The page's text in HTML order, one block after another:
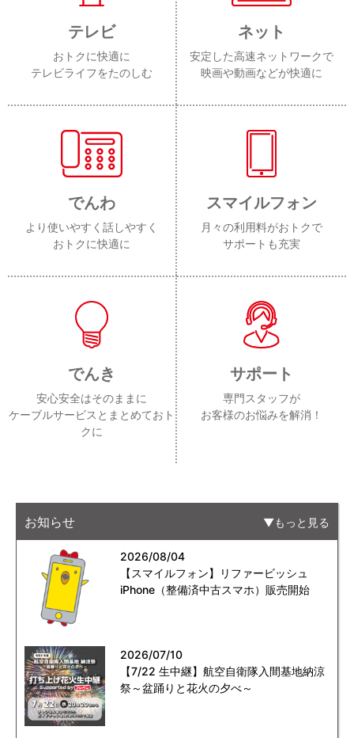
テレビ
おトクに快適に
テレビライフをたのしむ
ネット
安定した高速ネットワークで
映画や動画などが快適に
でんわ
より使いやすく話しやすく
おトクに快適に
スマイルフォン
月々の利用料がおトクで
サポートも充実
でんき
安心安全はそのままに
ケーブルサービスとまとめておト
クに
サポート
専門スタッフが
お客様のお悩みを解消！
お知らせ もっと見る
2026/08/04
【スマイルフォン】リファービッシュ
iPhone（整備済中古スマホ）販売開始
2026/07/10
【7/22 生中継】航空自衛隊入間基地納涼
祭～盆踊りと花火の夕べ～